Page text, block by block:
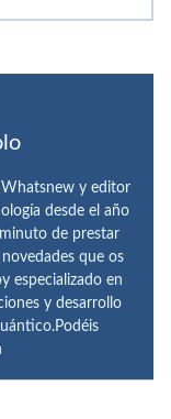
y editor
desde el año
de prestar
que os
especializado en
y desarrollo